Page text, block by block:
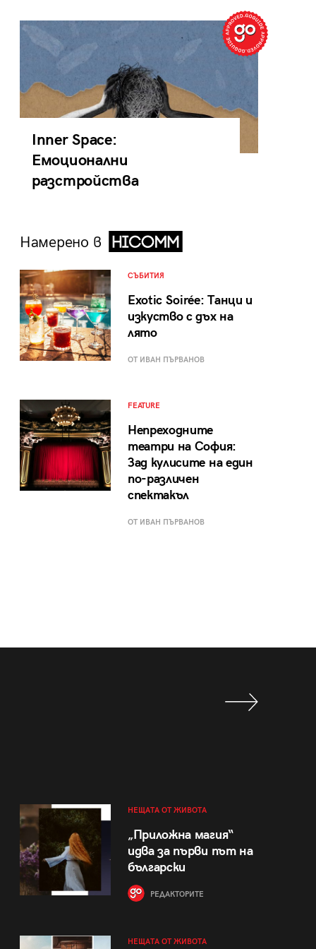
Inner Space:
Емоционални
разстройства
Намерено в
СЪБИТИЯ
Exotic Soirée: Танци и
изкуство с дъх на
лято
ОТ ИВАН ПЪРВАНОВ
FEATURE
Непреходните
театри на София:
Зад кулисите на един
по-различен
спектакъл
ОТ ИВАН ПЪРВАНОВ
НЕЩАТА ОТ ЖИВОТА
„Приложна магия“
идва за първи път на
български
РЕДАКТОРИТЕ
НЕЩАТА ОТ ЖИВОТА